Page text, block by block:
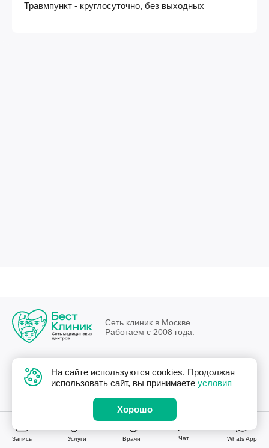
Травмпункт - круглосуточно, без выходных
Сеть клиник в Москве.
Работаем с 2008 года.
4 клиники в Москве
+7 (499) 688-62-29
info@bestclinic.ru
Запись Услуги Врачи Чат Whats App
На сайте используются cookies. Продолжая
использовать сайт, вы принимаете условия
Хорошо